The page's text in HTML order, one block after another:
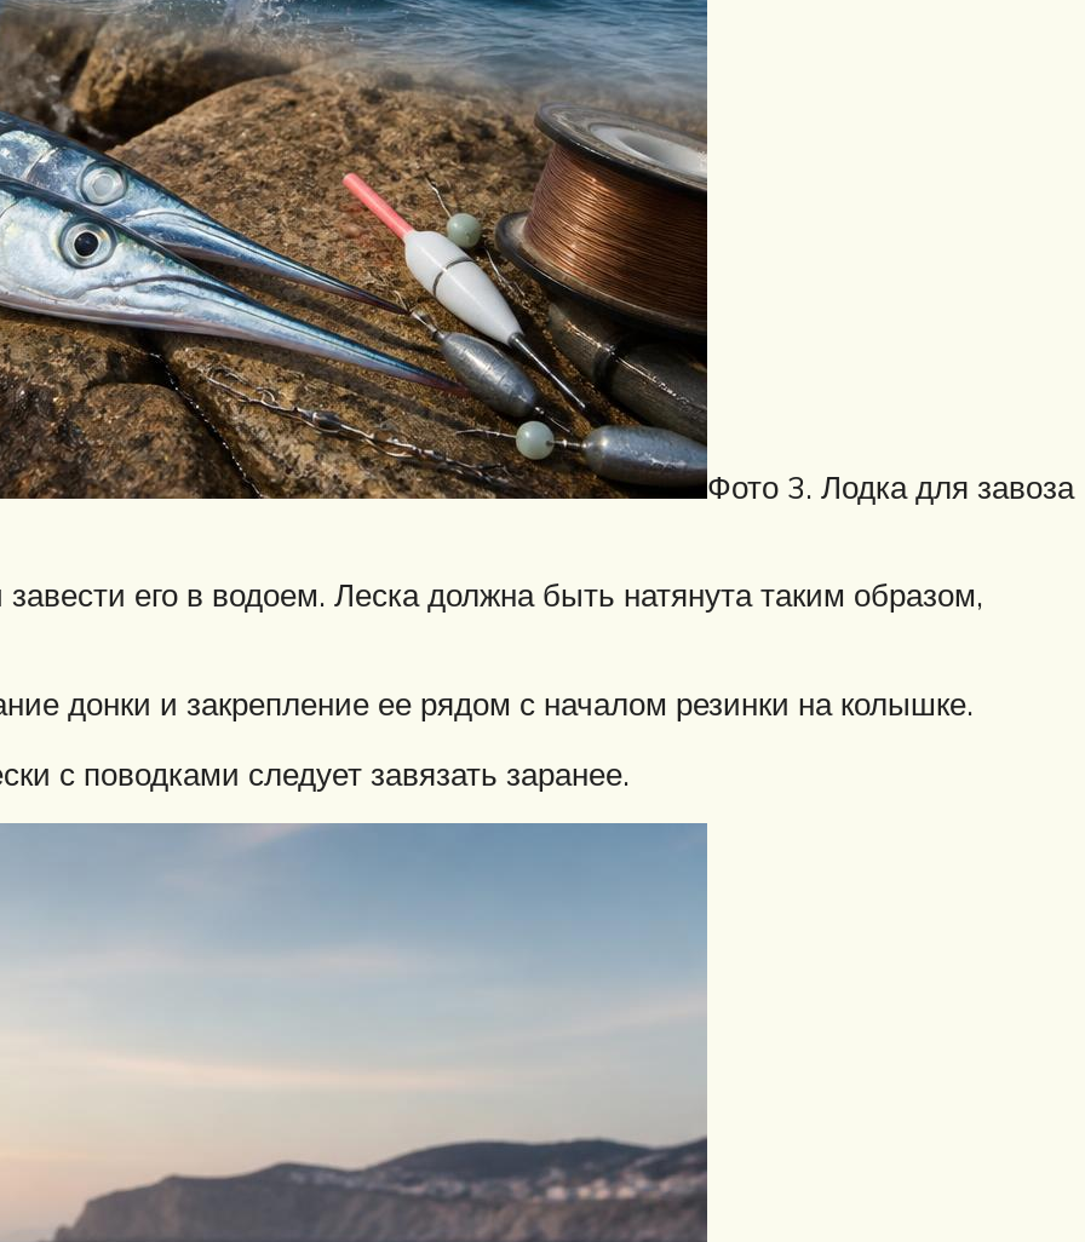
Фото 3. Лодка для завоза
завести его в водоем. Леска должна быть натянута таким образом,
донки и закрепление ее рядом с началом резинки на колышке.
с поводками следует завязать заранее.